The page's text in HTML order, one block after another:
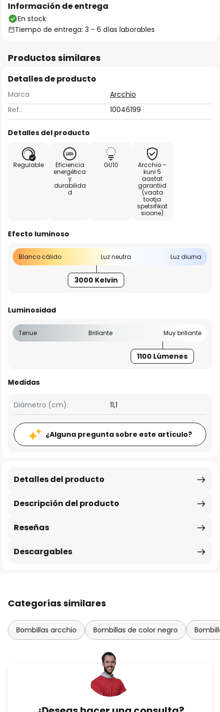
Información de entrega
En stock
Tiempo de entrega: 3 - 6 días laborables
Productos similares
Detalles de producto
Marca
Arcchio
Ref.:
10046199
Detalles del producto
Regulable
Eficiencia
energética
y
durabilida
d
GU10
Arcchio –
kuni 5
aastat
garantiid
(vaata
tootja
spetsifikat
sioone)
Efecto luminoso
Blanco cálido Luz neutra Luz diurna
3000 Kelvin
Luminosidad
Tenue Brillante Muy brillante
1100 Lúmenes
Medidas
Diámetro (cm): 11,1
¿Alguna pregunta sobre este artículo?
Descripción del producto
Detalles del producto
Reseñas
Descargables
Categorías similares
Bombillas arcchio Bombillas de color negro